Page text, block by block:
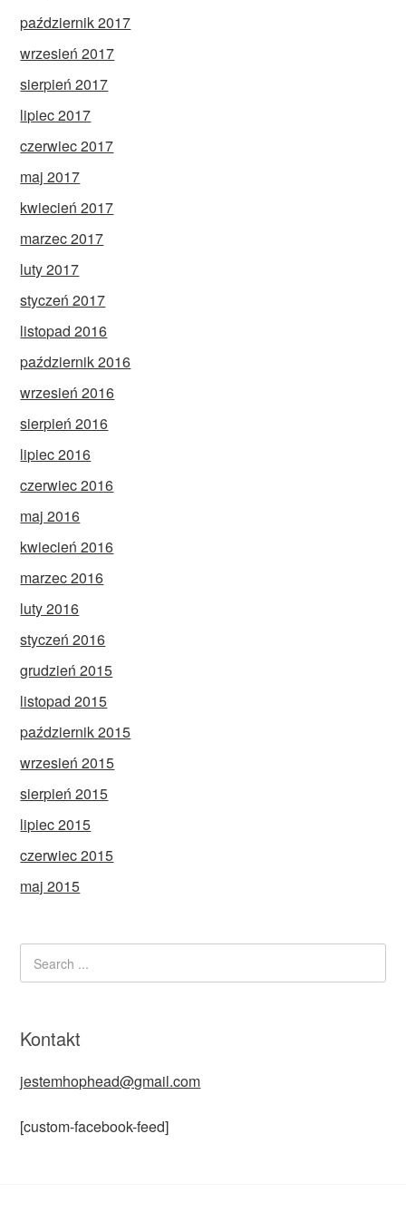
październik 2017
wrzesień 2017
sierpień 2017
lipiec 2017
czerwiec 2017
maj 2017
kwiecień 2017
marzec 2017
luty 2017
styczeń 2017
listopad 2016
październik 2016
wrzesień 2016
sierpień 2016
lipiec 2016
czerwiec 2016
maj 2016
kwiecień 2016
marzec 2016
luty 2016
styczeń 2016
grudzień 2015
listopad 2015
październik 2015
wrzesień 2015
sierpień 2015
lipiec 2015
czerwiec 2015
maj 2015
Kontakt
jestemhophead@gmail.com
[custom-facebook-feed]